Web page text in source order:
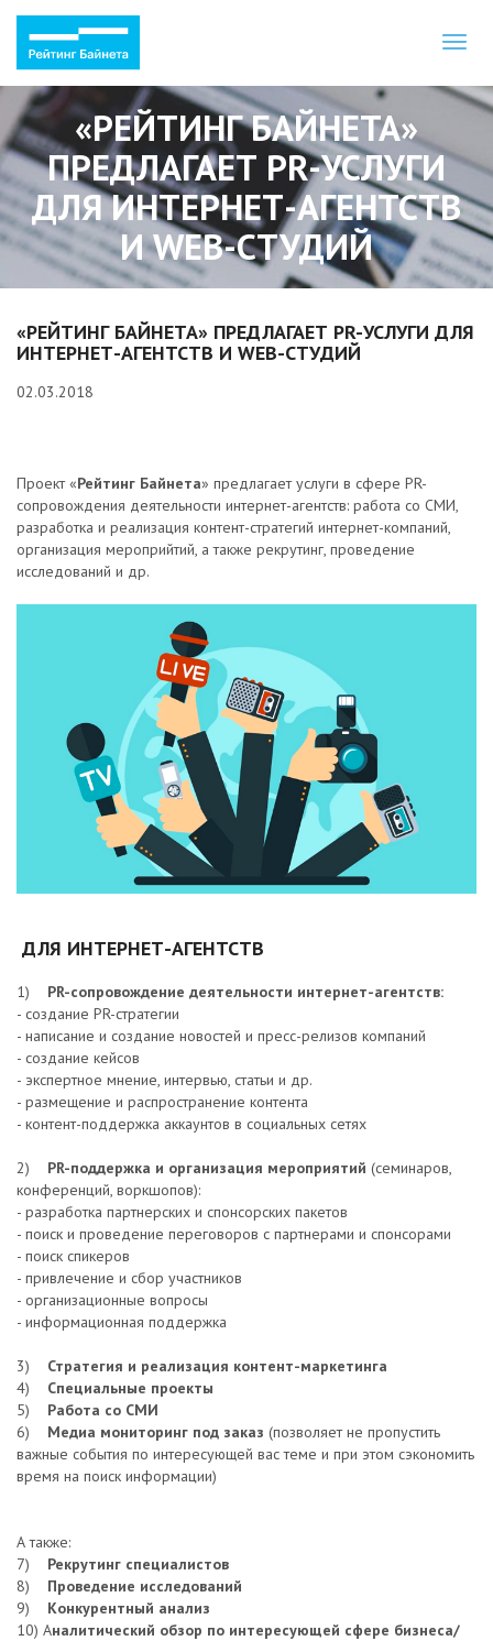
«РЕЙТИНГ БАЙНЕТА»
ПРЕДЛАГАЕТ PR-УСЛУГИ
ДЛЯ ИНТЕРНЕТ-АГЕНТСТВ
И WEB-СТУДИЙ
«РЕЙТИНГ БАЙНЕТА» ПРЕДЛАГАЕТ PR-УСЛУГИ ДЛЯ
ИНТЕРНЕТ-АГЕНТСТВ И WEB-СТУДИЙ
02.03.2018
Проект «Рейтинг Байнета» предлагает услуги в сфере PR-
сопровождения деятельности интернет-агентств: работа со СМИ,
разработка и реализация контент-стратегий интернет-компаний,
организация мероприйтий, а также рекрутинг, проведение
исследований и др.
ДЛЯ ИНТЕРНЕТ-АГЕНТСТВ
1) PR-сопровождение деятельности интернет-агентств:
- создание PR-стратегии
- написание и создание новостей и пресс-релизов компаний
- создание кейсов
- экспертное мнение, интервью, статьи и др.
- размещение и распространение контента
- контент-поддержка аккаунтов в социальных сетях
2) PR-поддержка и организация мероприятий (семинаров,
конференций, воркшопов):
- разработка партнерских и спонсорских пакетов
- поиск и проведение переговоров с партнерами и спонсорами
- поиск спикеров
- привлечение и сбор участников
- организационные вопросы
- информационная поддержка
3) Стратегия и реализация контент-маркетинга
4) Специальные проекты
5) Работа со СМИ
6) Медиа мониторинг под заказ (позволяет не пропустить
важные события по интересующей вас теме и при этом сэкономить
время на поиск информации)
А также:
7) Рекрутинг специалистов
8) Проведение исследований
9) Конкурентный анализ
10) Аналитический обзор по интересующей сфере бизнеса/